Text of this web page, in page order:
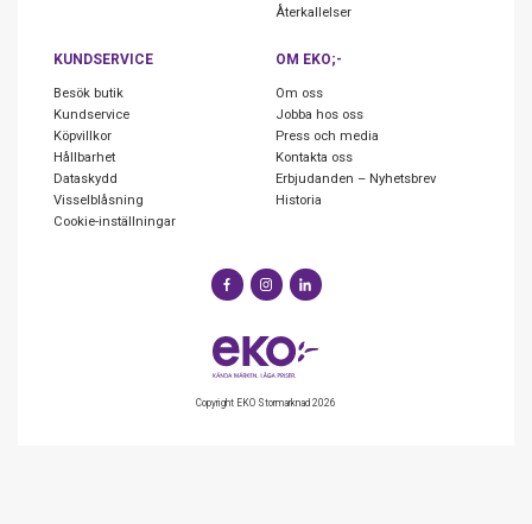
Återkallelser
KUNDSERVICE
Besök butik
Kundservice
Köpvillkor
Hållbarhet
Dataskydd
Visselblåsning
Cookie-inställningar
OM EKO;-
Om oss
Jobba hos oss
Press och media
Kontakta oss
Erbjudanden – Nyhetsbrev
Historia
Copyright EKO Stormarknad 2026